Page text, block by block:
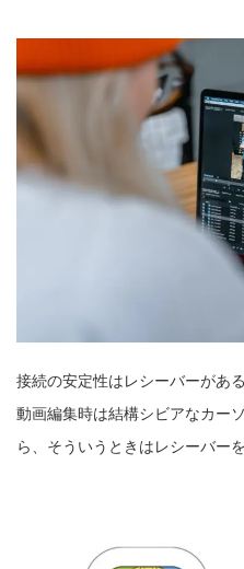
接続の安定性はレシーバーがあ
動画編集時は結構シビアなカー
ら、そういうときはレシーバー